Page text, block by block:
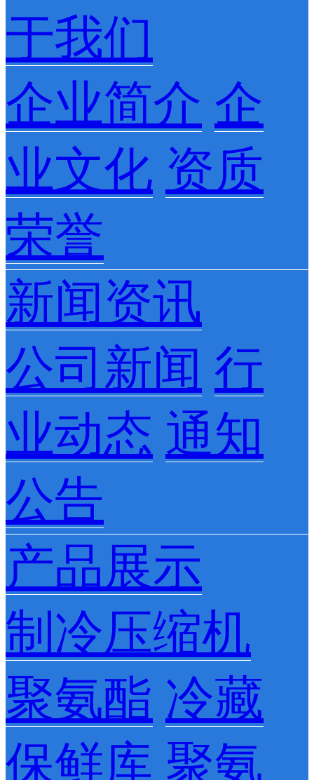
于我们
企业简介 企
业文化 资质
荣誉
新闻资讯
公司新闻 行
业动态 通知
公告
产品展示
制冷压缩机
聚氨酯 冷藏
保鲜库 聚氨